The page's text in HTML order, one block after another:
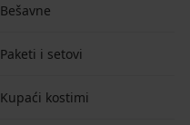
Bešavne
Paketi i setovi
Kupaći kostimi